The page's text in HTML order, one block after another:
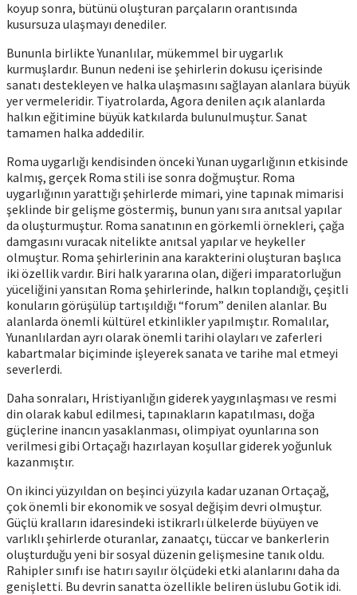
koyup sonra, bütünü oluşturan parçaların orantısında
kusursuza ulaşmayı denediler.
Bununla birlikte Yunanlılar, mükemmel bir uygarlık
kurmuşlardır. Bunun nedeni ise şehirlerin dokusu içerisinde
sanatı destekleyen ve halka ulaşmasını sağlayan alanlara büyük
yer vermeleridir. Tiyatrolarda, Agora denilen açık alanlarda
halkın eğitimine büyük katkılarda bulunulmuştur. Sanat
tamamen halka addedilir.
Roma uygarlığı kendisinden önceki Yunan uygarlığının etkisinde
kalmış, gerçek Roma stili ise sonra doğmuştur. Roma
uygarlığının yarattığı şehirlerde mimari, yine tapınak mimarisi
şeklinde bir gelişme göstermiş, bunun yanı sıra anıtsal yapılar
da oluşturmuştur. Roma sanatının en görkemli örnekleri, çağa
damgasını vuracak nitelikte anıtsal yapılar ve heykeller
olmuştur. Roma şehirlerinin ana karakterini oluşturan başlıca
iki özellik vardır. Biri halk yararına olan, diğeri imparatorluğun
yüceliğini yansıtan Roma şehirlerinde, halkın toplandığı, çeşitli
konuların görüşülüp tartışıldığı “forum” denilen alanlar. Bu
alanlarda önemli kültürel etkinlikler yapılmıştır. Romalılar,
Yunanlılardan ayrı olarak önemli tarihi olayları ve zaferleri
kabartmalar biçiminde işleyerek sanata ve tarihe mal etmeyi
severlerdi.
Daha sonraları, Hristiyanlığın giderek yaygınlaşması ve resmi
din olarak kabul edilmesi, tapınakların kapatılması, doğa
güçlerine inancın yasaklanması, olimpiyat oyunlarına son
verilmesi gibi Ortaçağı hazırlayan koşullar giderek yoğunluk
kazanmıştır.
On ikinci yüzyıldan on beşinci yüzyıla kadar uzanan Ortaçağ,
çok önemli bir ekonomik ve sosyal değişim devri olmuştur.
Güçlü kralların idaresindeki istikrarlı ülkelerde büyüyen ve
varlıklı şehirlerde oturanlar, zanaatçı, tüccar ve bankerlerin
oluşturduğu yeni bir sosyal düzenin gelişmesine tanık oldu.
Rahipler sınıfı ise hatırı sayılır ölçüdeki etki alanlarını daha da
genişletti. Bu devrin sanatta özellikle beliren üslubu Gotik idi.